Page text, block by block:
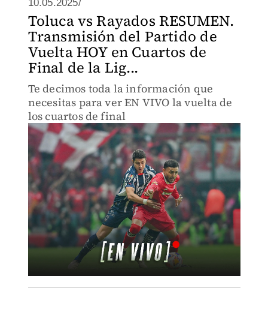
10.05.2025/
Toluca vs Rayados RESUMEN.
Transmisión del Partido de
Vuelta HOY en Cuartos de
Final de la Lig...
Te decimos toda la información que
necesitas para ver EN VIVO la vuelta de
los cuartos de final